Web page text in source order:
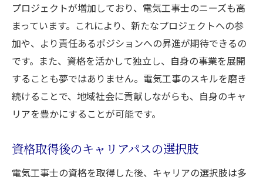
プロジェクトが増加しており、電気工事士のニーズも高
まっています。これにより、新たなプロジェクトへの参
加や、より責任あるポジションへの昇進が期待できるの
です。また、資格を活かして独立し、自身の事業を展開
することも夢ではありません。電気工事のスキルを磨き
続けることで、地域社会に貢献しながらも、自身のキャ
リアを豊かにすることが可能です。
資格取得後のキャリアパスの選択肢
電気工事士の資格を取得した後、キャリアの選択肢は多